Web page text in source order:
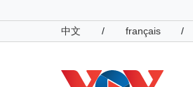
中文
/ français /